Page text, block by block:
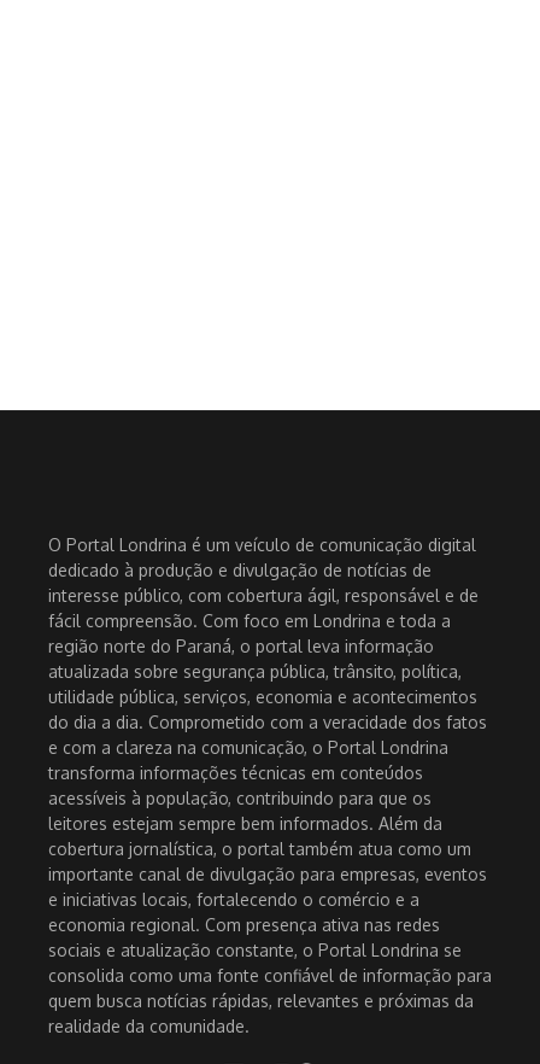
O Portal Londrina é um veículo de comunicação digital
dedicado à produção e divulgação de notícias de
interesse público, com cobertura ágil, responsável e de
fácil compreensão. Com foco em Londrina e toda a
região norte do Paraná, o portal leva informação
atualizada sobre segurança pública, trânsito, política,
utilidade pública, serviços, economia e acontecimentos
do dia a dia. Comprometido com a veracidade dos fatos
e com a clareza na comunicação, o Portal Londrina
transforma informações técnicas em conteúdos
acessíveis à população, contribuindo para que os
leitores estejam sempre bem informados. Além da
cobertura jornalística, o portal também atua como um
importante canal de divulgação para empresas, eventos
e iniciativas locais, fortalecendo o comércio e a
economia regional. Com presença ativa nas redes
sociais e atualização constante, o Portal Londrina se
consolida como uma fonte confiável de informação para
quem busca notícias rápidas, relevantes e próximas da
realidade da comunidade.